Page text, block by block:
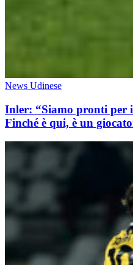
News Udinese
Inler: “Siamo pronti per
Finché è qui, è un